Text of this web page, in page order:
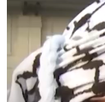
e
P
a